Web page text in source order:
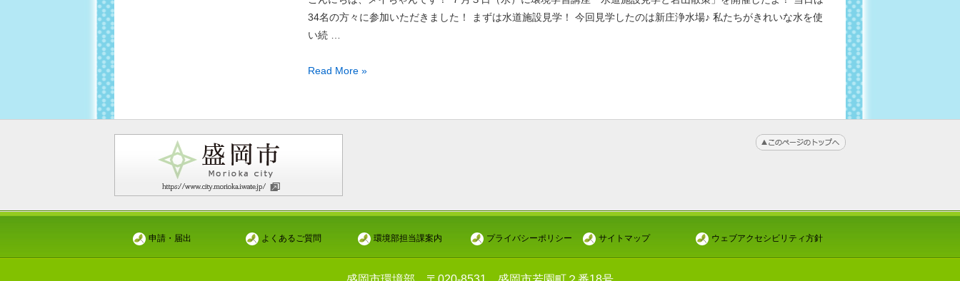
で
ク
ッ
ン
サ
ポ
目）」
（開
34名の方々に参加いただきました！ まずは水道施設見学！ 今回見学したのは新庄浄水場♪ 私たちがきれいな水を使
い続 …
環
習
道
施
Read More »
投
ジ
り
申請・届出 よくあるご質問 環境部担当課案内 プライバシーポリシー サイトマップ ウェブアクセシビリティ方針